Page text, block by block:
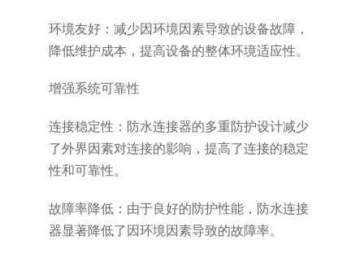
环境友好：减少因环境因素导致的设备故障，
降低维护成本，提高设备的整体环境适应性。
增强系统可靠性
连接稳定性：防水连接器的多重防护设计减少
了外界因素对连接的影响，提高了连接的稳定
性和可靠性。
故障率降低：由于良好的防护性能，防水连接
器显著降低了因环境因素导致的故障率。